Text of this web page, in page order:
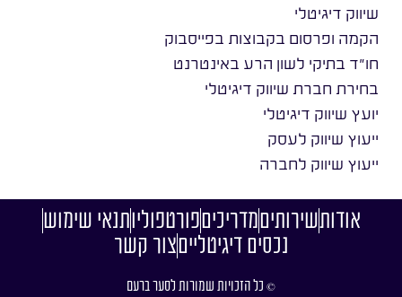
שיווק דיגיטלי
הקמה ופרסום בקבוצות בפייסבוק
חו״ד בתיקי לשון הרע באינטרנט
בחירת חברת שיווק דיגיטלי
יועץ שיווק דיגיטלי
ייעוץ שיווק לעסק
ייעוץ שיווק לחברה
אודותשירותיםמדריכיםפורטפוליותנאי שימוש
נכסים דיגיטלייםצור קשר
© כל הזכויות שמורות לסער ברעם